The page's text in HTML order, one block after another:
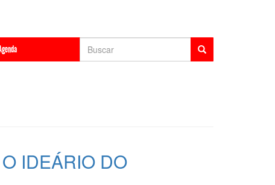
Formulário
de
IDEÁRIO DO